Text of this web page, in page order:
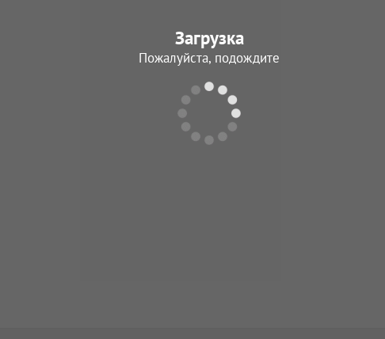
Загрузка
Пожалуйста, подождите